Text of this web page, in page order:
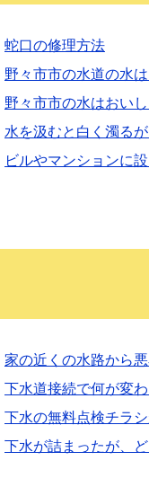
蛇口の修理方法
野々市市の水道の水
野々市市の水はおい
水を汲むと白く濁る
ビルやマンションに
家の近くの水路から
下水道接続で何が変わ
下水の無料点検チラ
下水が詰まったが、